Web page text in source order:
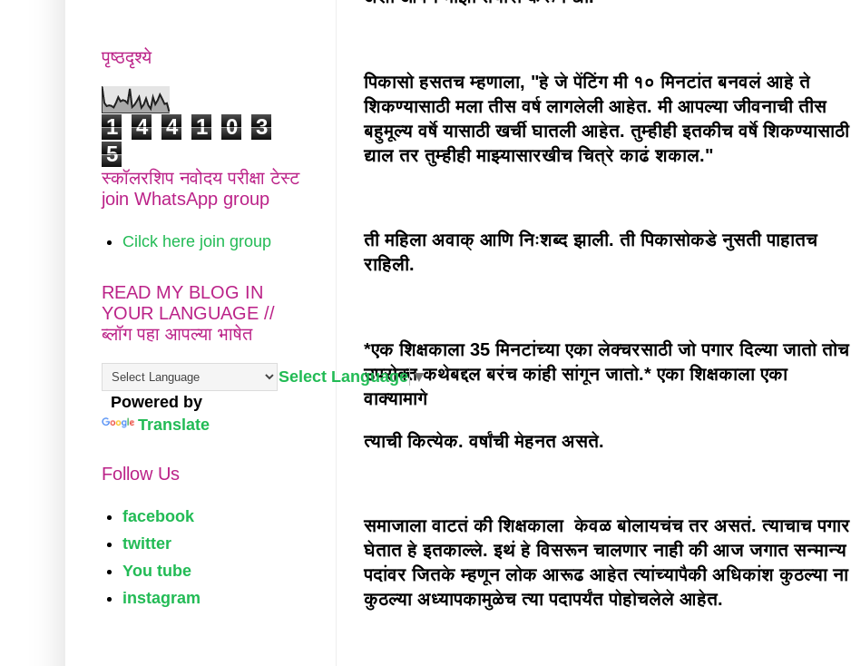
पिकासो हसतच म्हणाला, "हे जे पेंटिंग मी १० मिनटांत बनवलं आहे ते
शिकण्यासाठी मला तीस वर्ष लागलेली आहेत. मी आपल्या जीवनाची तीस
बहुमूल्य वर्षे यासाठी खर्ची घातली आहेत. तुम्हीही इतकीच वर्षे शिकण्यासाठी
द्याल तर तुम्हीही माझ्यासारखीच चित्रे काढं शकाल."
ती महिला अवाक् आणि निःशब्द झाली. ती पिकासोकडे नुसती पाहातच
राहिली.
*एक शिक्षकाला 35 मिनटांच्या एका लेक्चरसाठी जो पगार दिल्या जातो तोच
उपरोक्त कथेबद्दल बरंच कांही सांगून जातो.* एका शिक्षकाला एका
वाक्यामागे
त्याची कित्येक. वर्षांची मेहनत असते.
समाजाला वाटतं की शिक्षकाला केवळ बोलायचंच तर असतं. त्याचाच पगार
घेतात हे इतकाल्ले. इथं हे विसरून चालणार नाही की आज जगात सन्मान्य
पदांवर जितके म्हणून लोक आरूढ आहेत त्यांच्यापैकी अधिकांश कुठल्या ना
कुठल्या अध्यापकामुळेच त्या पदापर्यंत पोहोचलेले आहेत.
पृष्ठदृश्ये
1 4 4 1 0
3
5
स्कॉलरशिप नवोदय परीक्षा टेस्ट
join WhatsApp group
Cilck here join group
READ MY BLOG IN
YOUR LANGUAGE //
ब्लॉग पहा आपल्या भाषेत
Select Language▼
Powered by
Translate
Follow Us
facebook
twitter
You tube
instagram